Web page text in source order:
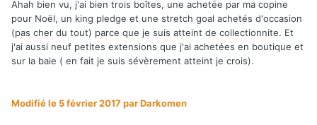
Ahah bien vu, j'ai bien trois boîtes, une achetée par ma copine
pour Noël, un king pledge et une stretch goal achetés d'occasion
(pas cher du tout) parce que je suis atteint de collectionnite. Et
j'ai aussi neuf petites extensions que j'ai achetées en boutique et
sur la baie ( en fait je suis sévèrement atteint je crois).
Modifiéle 5 février 2017par Darkomen